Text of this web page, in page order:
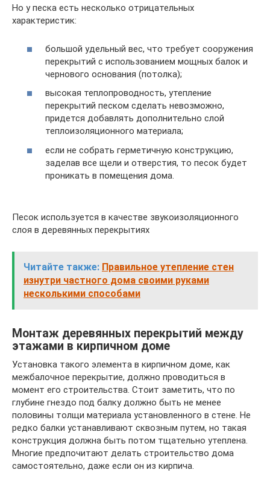
Но у песка есть несколько отрицательных
характеристик:
большой удельный вес, что требует сооружения
перекрытий с использованием мощных балок и
чернового основания (потолка);
высокая теплопроводность, утепление
перекрытий песком сделать невозможно,
придется добавлять дополнительно слой
теплоизоляционного материала;
если не собрать герметичную конструкцию,
заделав все щели и отверстия, то песок будет
проникать в помещения дома.
Песок используется в качестве звукоизоляционного
слоя в деревянных перекрытиях
Читайте также: Правильное утепление стен
изнутри частного дома своими руками
несколькими способами
Монтаж деревянных перекрытий между
этажами в кирпичном доме
Установка такого элемента в кирпичном доме, как
межбалочное перекрытие, должно проводиться в
момент его строительства. Стоит заметить, что по
глубине гнездо под балку должно быть не менее
половины толщи материала установленного в стене. Не
редко балки устанавливают сквозным путем, но такая
конструкция должна быть потом тщательно утеплена.
Многие предпочитают делать строительство дома
самостоятельно, даже если он из кирпича.